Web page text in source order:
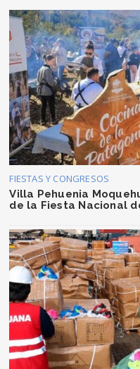
FIESTAS Y CONGRESOS
Villa Pehuenia
de la Fiesta Nacional